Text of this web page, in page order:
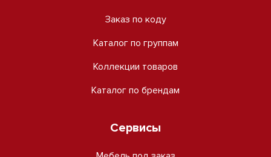
Заказ по коду
Каталог по группам
Коллекции товаров
Каталог по брендам
Сервисы